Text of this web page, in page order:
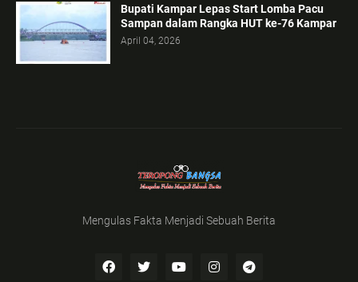
Bupati Kampar Lepas Start Lomba Pacu
Sampan dalam Rangka HUT ke-76 Kampar
April 04, 2026
Mengulas Fakta Menjadi Sebuah Berita